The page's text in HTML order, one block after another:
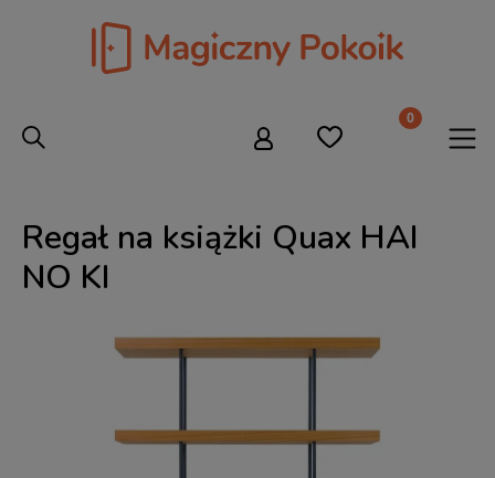
Regał na książki Quax HAI
NO KI